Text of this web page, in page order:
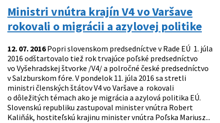
Ministri vnútra krajín V4 vo Varšave
rokovali o migrácii a azylovej politike
12. 07. 2016Popri slovenskom predsedníctve v Rade EÚ 1. júla
2016 odštartovalo tiež rok trvajúce poľské predsedníctvo
vo Vyšehradskej štvorke /V4/ a polročné české predsedníctvo
v Salzburskom fóre. V pondelok 11. júla 2016 sa stretli
ministri členských štátov V4 vo Varšave a rokovali
o dôležitých témach ako je migrácia a azylová politika EÚ.
Slovenskú republiku zastupoval minister vnútra Robert
Kaliňák, hostiteľskú krajinu minister vnútra Poľska Mariusz...